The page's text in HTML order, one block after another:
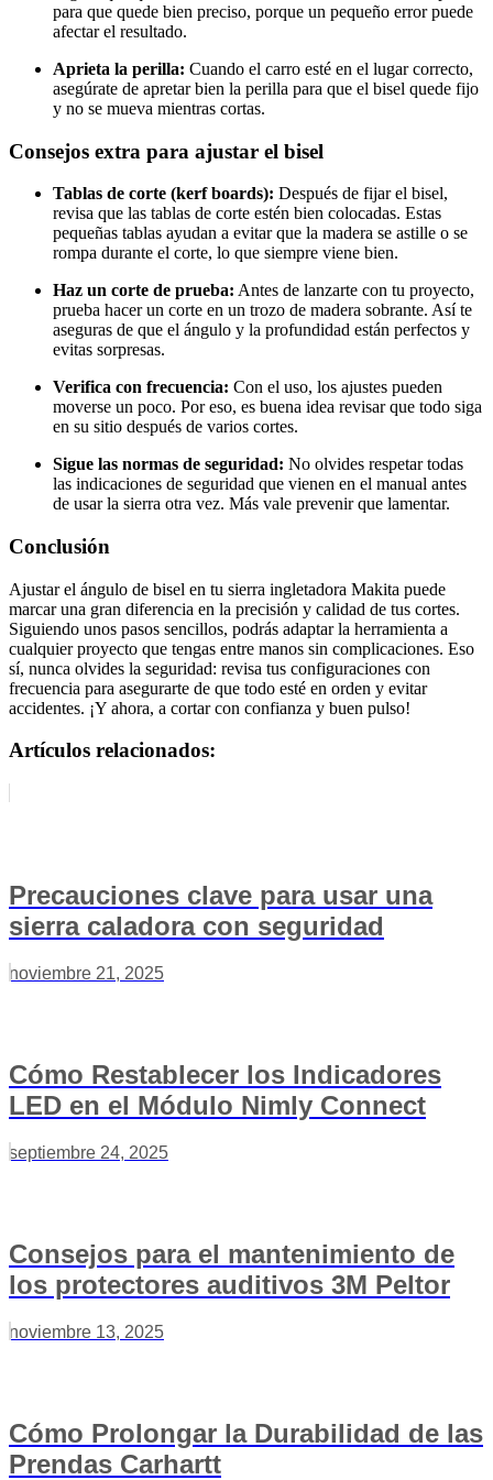
para que quede bien preciso, porque un pequeño error puede
afectar el resultado.
Aprieta la perilla: Cuando el carro esté en el lugar correcto,
asegúrate de apretar bien la perilla para que el bisel quede fijo
y no se mueva mientras cortas.
Consejos extra para ajustar el bisel
Tablas de corte (kerf boards): Después de fijar el bisel,
revisa que las tablas de corte estén bien colocadas. Estas
pequeñas tablas ayudan a evitar que la madera se astille o se
rompa durante el corte, lo que siempre viene bien.
Haz un corte de prueba: Antes de lanzarte con tu proyecto,
prueba hacer un corte en un trozo de madera sobrante. Así te
aseguras de que el ángulo y la profundidad están perfectos y
evitas sorpresas.
Verifica con frecuencia: Con el uso, los ajustes pueden
moverse un poco. Por eso, es buena idea revisar que todo siga
en su sitio después de varios cortes.
Sigue las normas de seguridad: No olvides respetar todas
las indicaciones de seguridad que vienen en el manual antes
de usar la sierra otra vez. Más vale prevenir que lamentar.
Conclusión
Ajustar el ángulo de bisel en tu sierra ingletadora Makita puede
marcar una gran diferencia en la precisión y calidad de tus cortes.
Siguiendo unos pasos sencillos, podrás adaptar la herramienta a
cualquier proyecto que tengas entre manos sin complicaciones. Eso
sí, nunca olvides la seguridad: revisa tus configuraciones con
frecuencia para asegurarte de que todo esté en orden y evitar
accidentes. ¡Y ahora, a cortar con confianza y buen pulso!
Artículos relacionados:
Precauciones clave para usar una
sierra caladora con seguridad
noviembre 21, 2025
Cómo Restablecer los Indicadores
LED en el Módulo Nimly Connect
septiembre 24, 2025
Consejos para el mantenimiento de
los protectores auditivos 3M Peltor
noviembre 13, 2025
Cómo Prolongar la Durabilidad de las
Prendas Carhartt